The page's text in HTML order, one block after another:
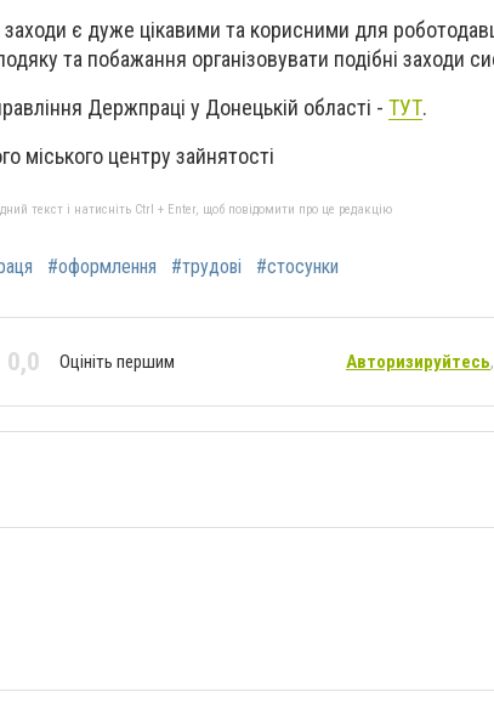
заходи є дуже цікавими та корисними для
та побажання організовувати подібні заходи
Держпраці у Донецькій області - ТУТ.
міського центру зайнятості
текст і натисніть Ctrl + Enter, щоб повідомити про це редакцію
#оформлення #трудові #стосунки
0,0 Оцініть першим Авторизируйтесь